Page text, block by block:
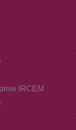
IRCEM